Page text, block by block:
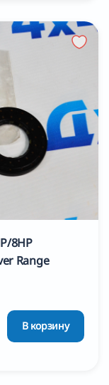
8HP
Range
В корзину